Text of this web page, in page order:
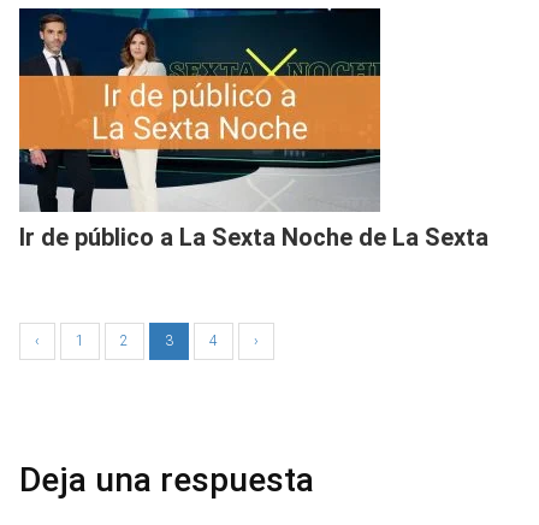
Ir de público a La Sexta Noche de La Sexta
‹ 1 2 3 4 ›
Deja una respuesta